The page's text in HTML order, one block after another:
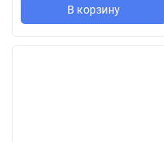
В корзину